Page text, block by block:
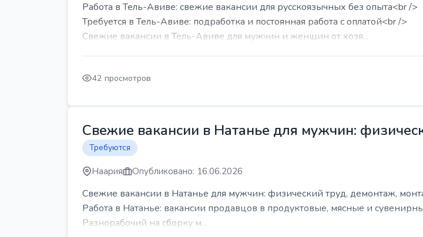
Работа в Тель-Авиве: свежие вакансии для русскоязычных без опыта<br />
Требуется в Тель-Авиве: подработка и постоянная работа с оплатой<br />
Свежие вакансии в Тель-Авиве для мужчин и женщин от хозя...
42 просмотров
Свежие вакансии в Натанье для мужчин:
Требуются
Наария Опубликовано: 16.06.2026
Свежие вакансии в Натанье для мужчин: физический труд, демонтаж,
Работа в Натанье: вакансии продавцов в продуктовые, мясные и
Разнорабочий на сборку м...